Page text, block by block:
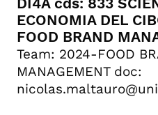
ECONOMIA DEL
FOOD BRAND
Team: 2024-FOOD
MANAGEMENT doc: